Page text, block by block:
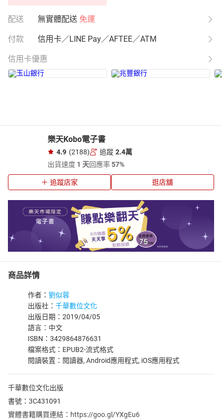
配送 無實體配送 免運
付款 信用卡／LINE Pay／AFTEE／ATM
信用卡優惠
樂天Kobo電子書
4.9 (2188) 追蹤 2.4萬
出貨速度 1 天回應率57%
追蹤店家 逛店舖
商品詳情
作者： 劉似蓉
出版社： 千華數位文化
出版日期：2019/04/05
語言：中文
ISBN：3429864876631
檔案格式：EPUB2-流式格式
閱讀裝置：閱讀器, Android應用程式, iOS應用程式
千華數位文化出版
書號：3C431091
實體書籍購買連結：https://goo.gl/YXgEu6